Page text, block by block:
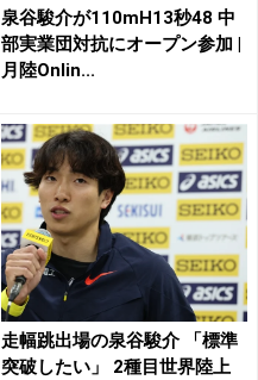
泉谷駿介が110mH13秒48 中
部実業団対抗にオープン参加 |
月陸Onlin...
走幅跳出場の泉谷駿介 「標準
突破したい」 2種目世界陸上